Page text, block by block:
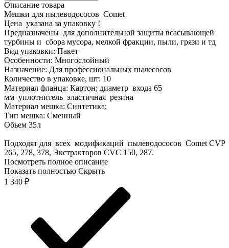
Описание товара
Мешки для пылеводососов Comet
Цена указана за упаковку !
Предназначены для дополнительной защиты всасывающей
турбины и сбора мусора, мелкой фракции, пыли, грязи и тд
Вид упаковки: Пакет
Особенности: Многослойный
Назначение: Для профессиональных пылесосов
Количество в упаковке, шт: 10
Материал фланца: Картон; диаметр входа 65
мм уплотнитель эластичная резина
Материал мешка: Синтетика;
Тип мешка: Сменный
Обьем 35л
Подходят для всех модификаций пылеводососов Comet CVP
265, 278, 378, Экстракторов СVС 150, 287.
Посмотреть полное описание
Показать полностью Скрыть
1 340 ₽